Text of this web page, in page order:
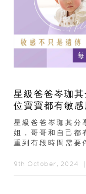
星級爸爸岑珈
位寶寶都有敏感
星級爸爸岑珈其分
姐，哥哥和自己都
重到有段時間需要
Eunice...
9th October, 2024 ｜